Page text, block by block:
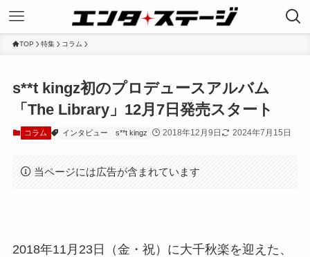
TOP 特集 コラム
s**t kingz初のプロデュースアルバム
「The Library」12月7日発売スタート
コラム インタビュー s**t kingz 2018年12月9日 2024年7月15日
当ページには広告が含まれています
2018年11月23日（金・祝）に大千秋楽を迎えた、